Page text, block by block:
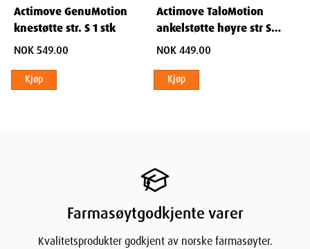
Weight
Actimove GenuMotion
knestøtte str. S 1 stk
NOK 549.00
Kjøp
Actimove TaloMotion
ankelstøtte høyre str S 1
stk
NOK 449.00
Kjøp
Farmasøytgodkjente varer
Kvalitetsprodukter godkjent av norske farmasøyter.